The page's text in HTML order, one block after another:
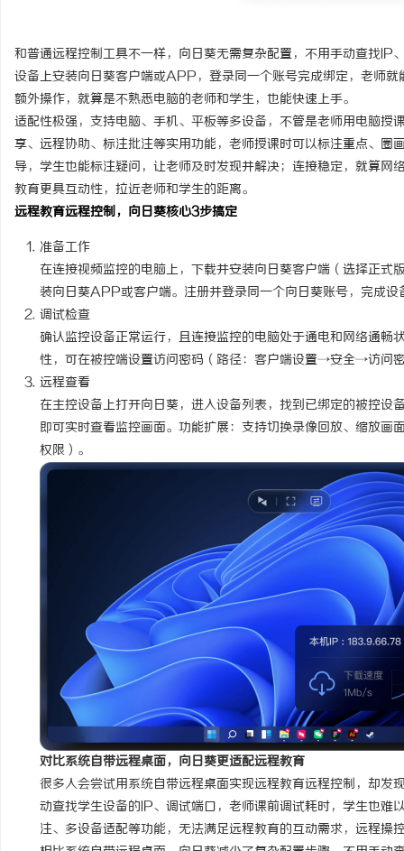
和普通远程控制工具不一样，向日葵无需复杂配置，不用手动查找
设备上安装向日葵客户端或APP，登录同一个账号完成绑定，老师
额外操作，就算是不熟悉电脑的老师和学生，也能快速上手。
适配性极强，支持电脑、手机、平板等多设备，不管是老师用电脑
享、远程协助、标注批注等实用功能，老师授课时可以标注重点、
导，学生也能标注疑问，让老师及时发现并解决；连接稳定，就算
教育更具互动性，拉近老师和学生的距离。
远程教育远程控制，向日葵核心3步搞定
准备工作
在连接视频监控的电脑上，下载并安装向日葵客户端（选择正式
装向日葵APP或客户端。注册并登录同一个向日葵账号，完成
调试检查
确认监控设备正常运行，且连接监控的电脑处于通电和网络通畅
性，可在被控端设置访问密码（路径：客户端设置→安全→访问
远程查看
在主控设备上打开向日葵，进入设备列表，找到已绑定的被控
即可实时查看监控画面。功能扩展：支持切换录像回放、缩放
权限）。
对比系统自带远程桌面，向日葵更适配远程教育
很多人会尝试用系统自带远程桌面实现远程教育远程控制，却发
动查找学生设备的IP、调试端口，老师课前调试耗时，学生也难
注、多设备适配等功能，无法满足远程教育的互动需求，远程操